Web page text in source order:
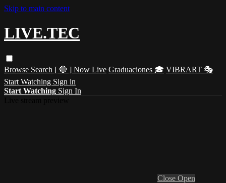
Skip to main content
LIVE.TEC
Browse Search [ 🔴 ] Now Live Graduaciones 🎓 VIBRART 🎭
Start Watching Sign in
Start Watching Sign In
Close Open